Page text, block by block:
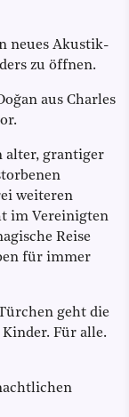
neues Akustik-
zu öffnen.
aus Charles
alter, grantiger
weiteren
im Vereinigten
Reise
für immer
geht die
Für alle.